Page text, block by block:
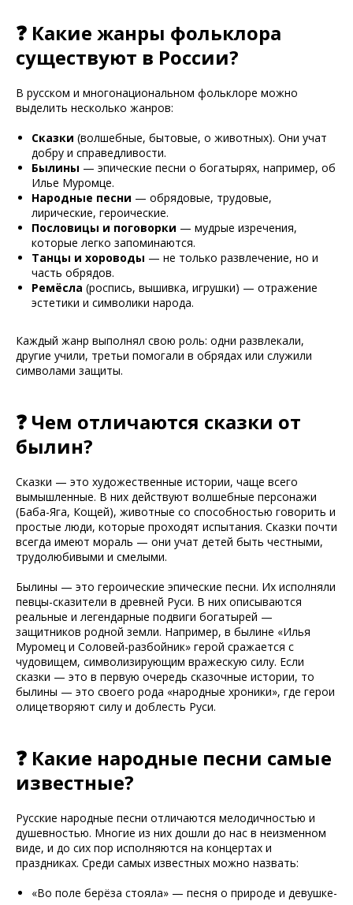
❓ Какие жанры фольклора
существуют в России?
В русском и многонациональном фольклоре можно
выделить несколько жанров:
Сказки (волшебные, бытовые, о животных). Они учат
добру и справедливости.
Былины — эпические песни о богатырях, например, об
Илье Муромце.
Народные песни — обрядовые, трудовые,
лирические, героические.
Пословицы и поговорки — мудрые изречения,
которые легко запоминаются.
Танцы и хороводы — не только развлечение, но и
часть обрядов.
Ремёсла (роспись, вышивка, игрушки) — отражение
эстетики и символики народа.
Каждый жанр выполнял свою роль: одни развлекали,
другие учили, третьи помогали в обрядах или служили
символами защиты.
❓ Чем отличаются сказки от
былин?
Сказки — это художественные истории, чаще всего
вымышленные. В них действуют волшебные персонажи
(Баба-Яга, Кощей), животные со способностью говорить и
простые люди, которые проходят испытания. Сказки почти
всегда имеют мораль — они учат детей быть честными,
трудолюбивыми и смелыми.
Былины — это героические эпические песни. Их исполняли
певцы-сказители в древней Руси. В них описываются
реальные и легендарные подвиги богатырей —
защитников родной земли. Например, в былине «Илья
Муромец и Соловей-разбойник» герой сражается с
чудовищем, символизирующим вражескую силу. Если
сказки — это в первую очередь сказочные истории, то
былины — это своего рода «народные хроники», где герои
олицетворяют силу и доблесть Руси.
❓ Какие народные песни самые
известные?
Русские народные песни отличаются мелодичностью и
душевностью. Многие из них дошли до нас в неизменном
виде, и до сих пор исполняются на концертах и
праздниках. Среди самых известных можно назвать:
«Во поле берёза стояла» — песня о природе и девушке-